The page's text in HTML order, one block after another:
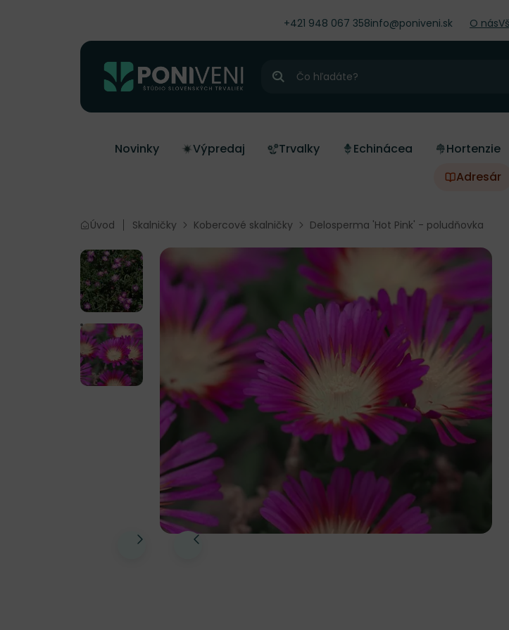
+421 948 067 358info@poniveni.sk O nás
Hľadať
Novinky Výpredaj Trvalky Echinácea Hortenzie
Adresár
Úvod Skalničky Kobercové skalničky Delosperma 'Hot Pink' - poludňovka